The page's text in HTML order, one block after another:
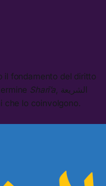
il fondamento del diritto
Sharī’a, الشريعة
che lo coinvolgono.